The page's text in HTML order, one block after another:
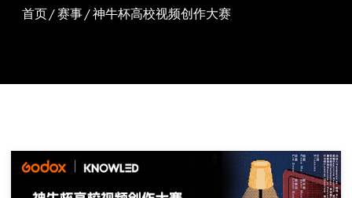
首页/赛事/神牛杯高校视频创作大赛